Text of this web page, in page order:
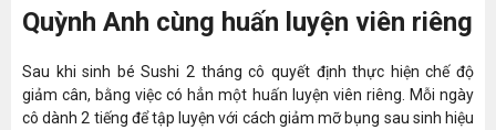
Quỳnh Anh cùng huấn luyện viên riêng
Sau khi sinh bé Sushi 2 tháng cô quyết định thực hiện chế độ
giảm cân, bằng việc có hẳn một huấn luyện viên riêng. Mỗi ngày
cô dành 2 tiếng để tập luyện với cách giảm mỡ bụng sau sinh hiệu